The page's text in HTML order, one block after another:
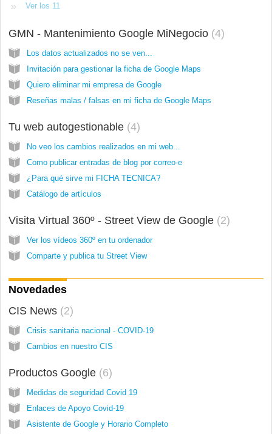
Ver los 11
GMN - Mantenimiento Google MiNegocio 4
Los datos actualizados no se ven...
Invitación para gestionar la ficha de Google Maps
Quiero eliminar mi empresa de Google
Reseñas malas / falsas en mi ficha de Google Maps
Tu web autogestionable 4
No veo los cambios realizados en mi web...
Como publicar entradas de blog por correo-e
¿Para qué sirve mi FICHA TECNICA?
Catálogo de artículos
Visita Virtual 360º - Street View de Google 2
Ver los vídeos 360º en tu ordenador
Comparte y publica tu Street View
Novedades
CIS News 2
Crisis sanitaria nacional - COVID-19
Cambios en nuestro CIS
Productos Google 6
Medidas de seguridad Covid 19
Enlaces de Apoyo Covid-19
Asistente de Google y Horario Completo